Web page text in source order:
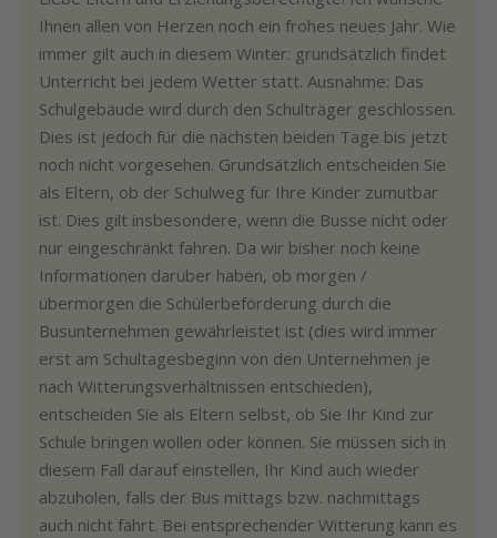
Ihnen allen von Herzen noch ein frohes neues Jahr. Wie
immer gilt auch in diesem Winter: grundsätzlich findet
Unterricht bei jedem Wetter statt. Ausnahme: Das
Schulgebäude wird durch den Schulträger geschlossen.
Dies ist jedoch für die nächsten beiden Tage bis jetzt
noch nicht vorgesehen. Grundsätzlich entscheiden Sie
als Eltern, ob der Schulweg für Ihre Kinder zumutbar
ist. Dies gilt insbesondere, wenn die Busse nicht oder
nur eingeschränkt fahren. Da wir bisher noch keine
Informationen darüber haben, ob morgen /
übermorgen die Schülerbeförderung durch die
Busunternehmen gewährleistet ist (dies wird immer
erst am Schultagesbeginn von den Unternehmen je
nach Witterungsverhältnissen entschieden),
entscheiden Sie als Eltern selbst, ob Sie Ihr Kind zur
Schule bringen wollen oder können. Sie müssen sich in
diesem Fall darauf einstellen, Ihr Kind auch wieder
abzuholen, falls der Bus mittags bzw. nachmittags
auch nicht fährt. Bei entsprechender Witterung kann es